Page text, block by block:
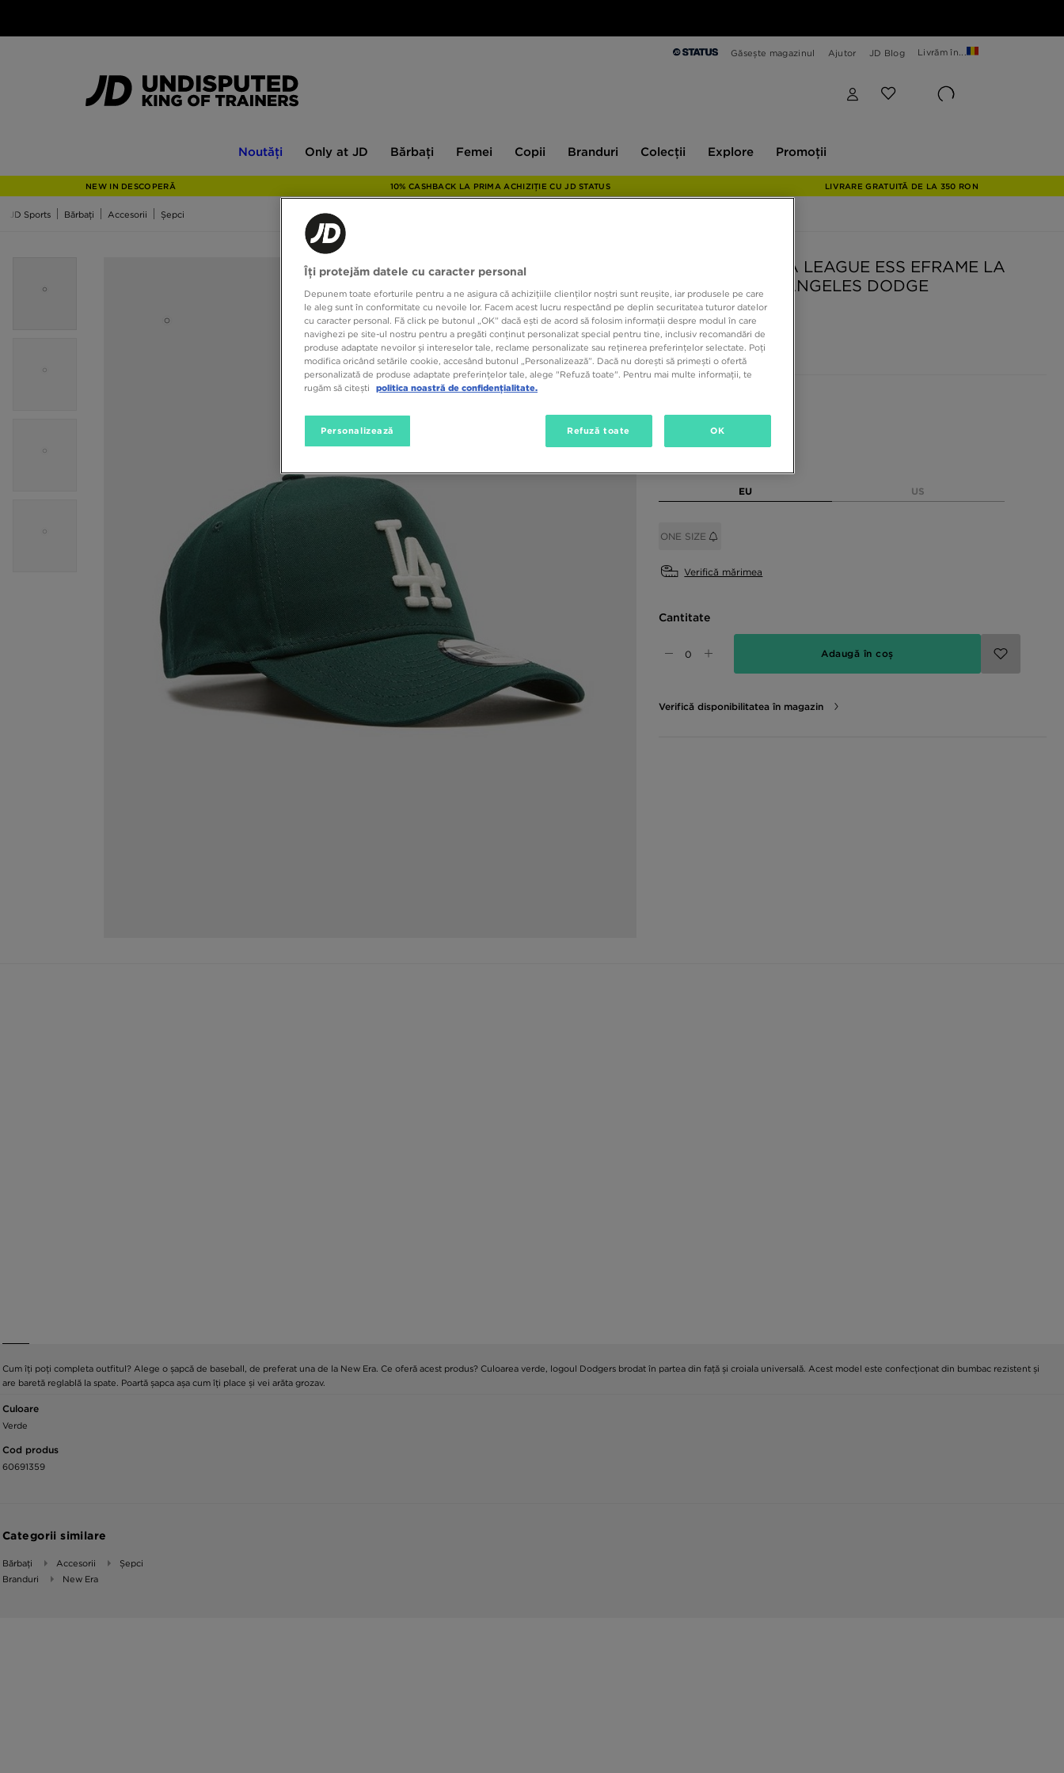
Găsește magazinul Ajutor JD Blog Livrăm în...
Noutăți
JD
Only at JD Bărbați Femei Copii Branduri Colecții Explore Promoții
NEW IN DESCOPERĂ 10% CASHBACK LA PRIMA ACHIZIȚIE CU JD STATUS LIVRARE GRATUITĂ DE LA 350 RON
JD Sports Bărbați Accesorii Șepci
NEW ERA ȘAPVĂ LEAGUE ESS EFRAME LA
DODGERS LOS ANGELES DODGE
79,99 RON
EU US
ONE SIZE
Verifică mărimea
Cantitate
Adaugă în coș
Verifică disponibilitatea în magazin
Cum îți poți completa outfitul? Alege o șapcă de baseball, de preferat una de la New Era. Ce oferă acest produs? Culoarea verde, logoul Dodgers brodat în partea din față și croiala universală. Acest model este confecționat din bumbac rezistent și
are baretă reglablă la spate. Poartă șapca așa cum îți place și vei arăta grozav.
Culoare
Verde
Cod produs
60691359
Categorii similare
Bărbați Accesorii
Șepci
Branduri
New Era
Îți protejăm datele cu caracter personal
Depunem toate eforturile pentru a ne asigura că achizițiile clienților noștri sunt reușite, iar produsele pe care
le aleg sunt în conformitate cu nevoile lor. Facem acest lucru respectând pe deplin securitatea tuturor datelor
cu caracter personal. Fă click pe butonul „OK” dacă ești de acord să folosim informații despre modul în care
navighezi pe site-ul nostru pentru a pregăti conținut personalizat special pentru tine, inclusiv recomandări de
produse adaptate nevoilor și intereselor tale, reclame personalizate sau reținerea preferințelor selectate. Poți
modifica oricând setările cookie, accesând butonul „Personalizează”. Dacă nu dorești să primești o ofertă
personalizată de produse adaptate preferințelor tale, alege "Refuză toate". Pentru mai multe informații, te
rugăm să citești
politica noastră de confidențialitate.
Personalizează Refuză toate OK